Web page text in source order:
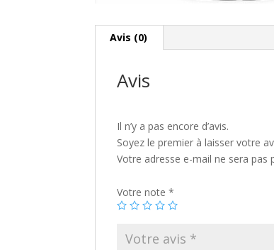
Avis (0)
Avis
Il n’y a pas encore d’avis.
Soyez le premier à laisser votre
Votre adresse e-mail ne sera pas
Votre note*